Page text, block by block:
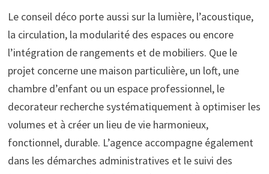
Le conseil déco porte aussi sur la lumière, l’acoustique,
la circulation, la modularité des espaces ou encore
l’intégration de rangements et de mobiliers. Que le
projet concerne une maison particulière, un loft, une
chambre d’enfant ou un espace professionnel, le
decorateur recherche systématiquement à optimiser les
volumes et à créer un lieu de vie harmonieux,
fonctionnel, durable. L’agence accompagne également
dans les démarches administratives et le suivi des